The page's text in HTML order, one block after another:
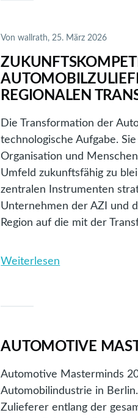
–
Einblicke,
Praxis,
Austausch,
Perspektiven
Vonwallrath, 25. März 2026
REGIONALEN
Die Transformation der
technologische Aufgabe.
Organisation und
Umfeld zukunftsfähig zu
zentralen Instrumenten
Unternehmen der AZI und
Region auf die mit der
Weiterlesen
–
einer
regionalen
AUTOMOTIVE
Automotive Masterminds
Automobilindustrie in
Zulieferer entlang der